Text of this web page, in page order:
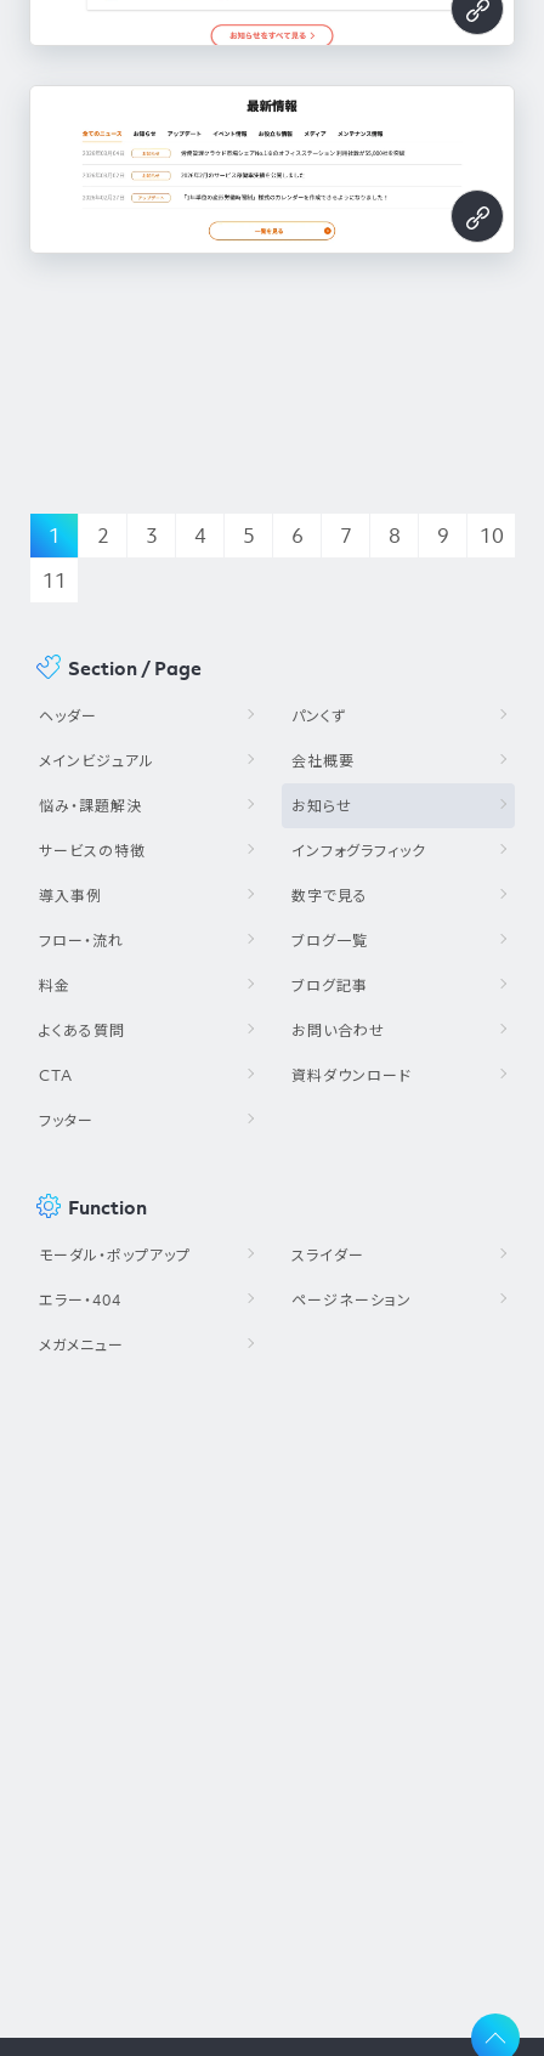
Section / Page
ヘッダー
メインビジュアル
悩み・課題解決
サービスの特徴
導入事例
フロー・流れ
料金
よくある質問
CTA
フッター
パンくず
会社概要
お知らせ
インフォグラフィック
数字で見る
ブログ一覧
ブログ記事
お問い合わせ
資料ダウンロード
Function
モーダル・ポップアップ
エラー・404
メガメニュー
スライダー
ページネーション
1 2 3 4 5 6 7 8 9
10
11